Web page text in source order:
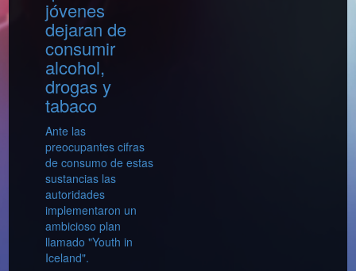
jóvenes
dejaran de
consumir
alcohol,
drogas y
tabaco
Ante las
preocupantes cifras
de consumo de estas
sustancias las
autoridades
implementaron un
ambicioso plan
llamado "Youth in
Iceland".